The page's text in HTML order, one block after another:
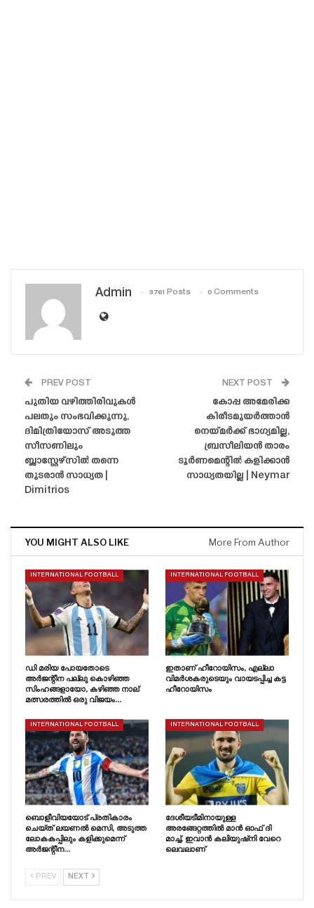
Admin 3761 Posts 0 Comments
PREV POST
പുതിയ വഴിത്തിരിവുകൾ
പലതും സംഭവിക്കുന്നു,
ദിമിത്രിയോസ് അടുത്ത
സീസണിലും
ബ്ലാസ്റ്റേഴ്‌സിൽ തന്നെ
തുടരാൻ സാധ്യത |
Dimitrios
NEXT POST
കോപ്പ അമേരിക്ക
കിരീടമുയർത്താൻ
നെയ്‌മർക്ക് ഭാഗ്യമില്ല,
ബ്രസീലിയൻ താരം
ടൂർണമെന്റിൽ കളിക്കാൻ
സാധ്യതയില്ല | Neymar
YOU MIGHT ALSO LIKE More From Author
INTERNATIONAL FOOTBALL
ഡി മരിയ പോയതോടെ
അർജന്റീന പല്ലു കൊഴിഞ്ഞ
സിംഹങ്ങളായോ, കഴിഞ്ഞ നാല്
മത്സരത്തിൽ ഒരു വിജയം…
INTERNATIONAL FOOTBALL
ഇതാണ് ഹീറോയിസം, എല്ലാ
വിമർശകരുടെയും വായടപ്പിച്ച കട്ട
ഹീറോയിസം
INTERNATIONAL FOOTBALL
ബൊളീവിയയോട് പ്രതികാരം
ചെയ്‌ത്‌ ലയണൽ മെസി, അടുത്ത
ലോകകപ്പിലും കളിക്കുമെന്ന്
അർജന്റീന…
INTERNATIONAL FOOTBALL
ദേശീയടീമിനായുള്ള
അരങ്ങേറ്റത്തിൽ മാൻ ഓഫ് ദി
മാച്ച്, ഇവാൻ കലിയുഷ്‌നി വേറെ
ലെവലാണ്
PREV NEXT